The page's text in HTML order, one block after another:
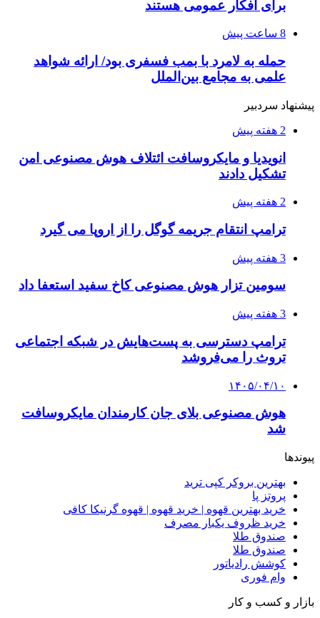
برای افکار عمومی هستند
8 ساعت پیش
حمله به لامرد با بمب فسفری بود/ ارائه شواهد
علمی به مجامع بین‌الملل
پیشنهاد سردبیر
2 هفته پیش
انویدیا و مایکروسافت ائتلاف هوش مصنوعی امن
تشکیل دادند
2 هفته پیش
ترامپ انتقام جریمه گوگل را از اروپا می گیرد
3 هفته پیش
سومین تزار هوش مصنوعی کاخ سفید استعفا داد
3 هفته پیش
ترامپ دسترسی به پست‌هایش در شبکه اجتماعی
تروث را می‌فروشد
۱۴۰۵/۰۴/۱۰
هوش مصنوعی بلای جان کارمندان مایکروسافت
شد
پیوندها
بهترین بروکر کپی ترید
پروتز پا
خرید بهترین قهوه | خرید قهوه | قهوه گرنیکا کافی
خرید ظروف یکبار مصرف
صندوق طلا
صندوق طلا
کوشش رادیاتور
وام فوری
بازار و کسب و کار